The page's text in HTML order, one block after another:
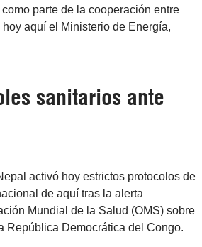
parte de la cooperación entre
aquí el Ministerio de Energía,
sanitarios ante
activó hoy estrictos protocolos de
de aquí tras la alerta
Mundial de la Salud (OMS) sobre
República Democrática del Congo.